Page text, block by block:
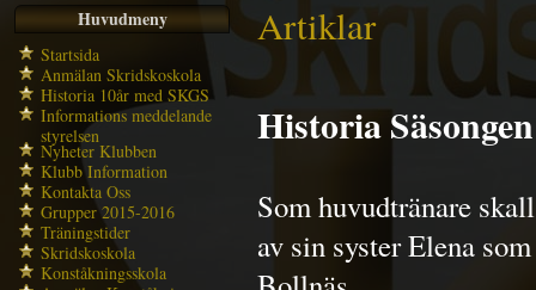
Huvudmeny
Startsida
Anmälan Skridskoskola
Historia 10år med SKGS
Informations meddelande
styrelsen
Nyheter Klubben
Klubb Information
Kontakta Oss
Grupper 2015-2016
Träningstider
Skridskoskola
Konståkningsskola
Artiklar
Historia
Som huvudtränare
av sin syster Elena